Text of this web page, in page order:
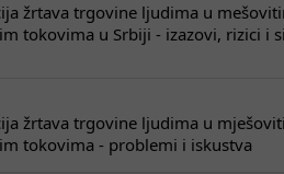
žrtava trgovine ljudima u
tokovima u Srbiji - izazovi, rizici i
žrtava trgovine ljudima u
tokovima - problemi i iskustva